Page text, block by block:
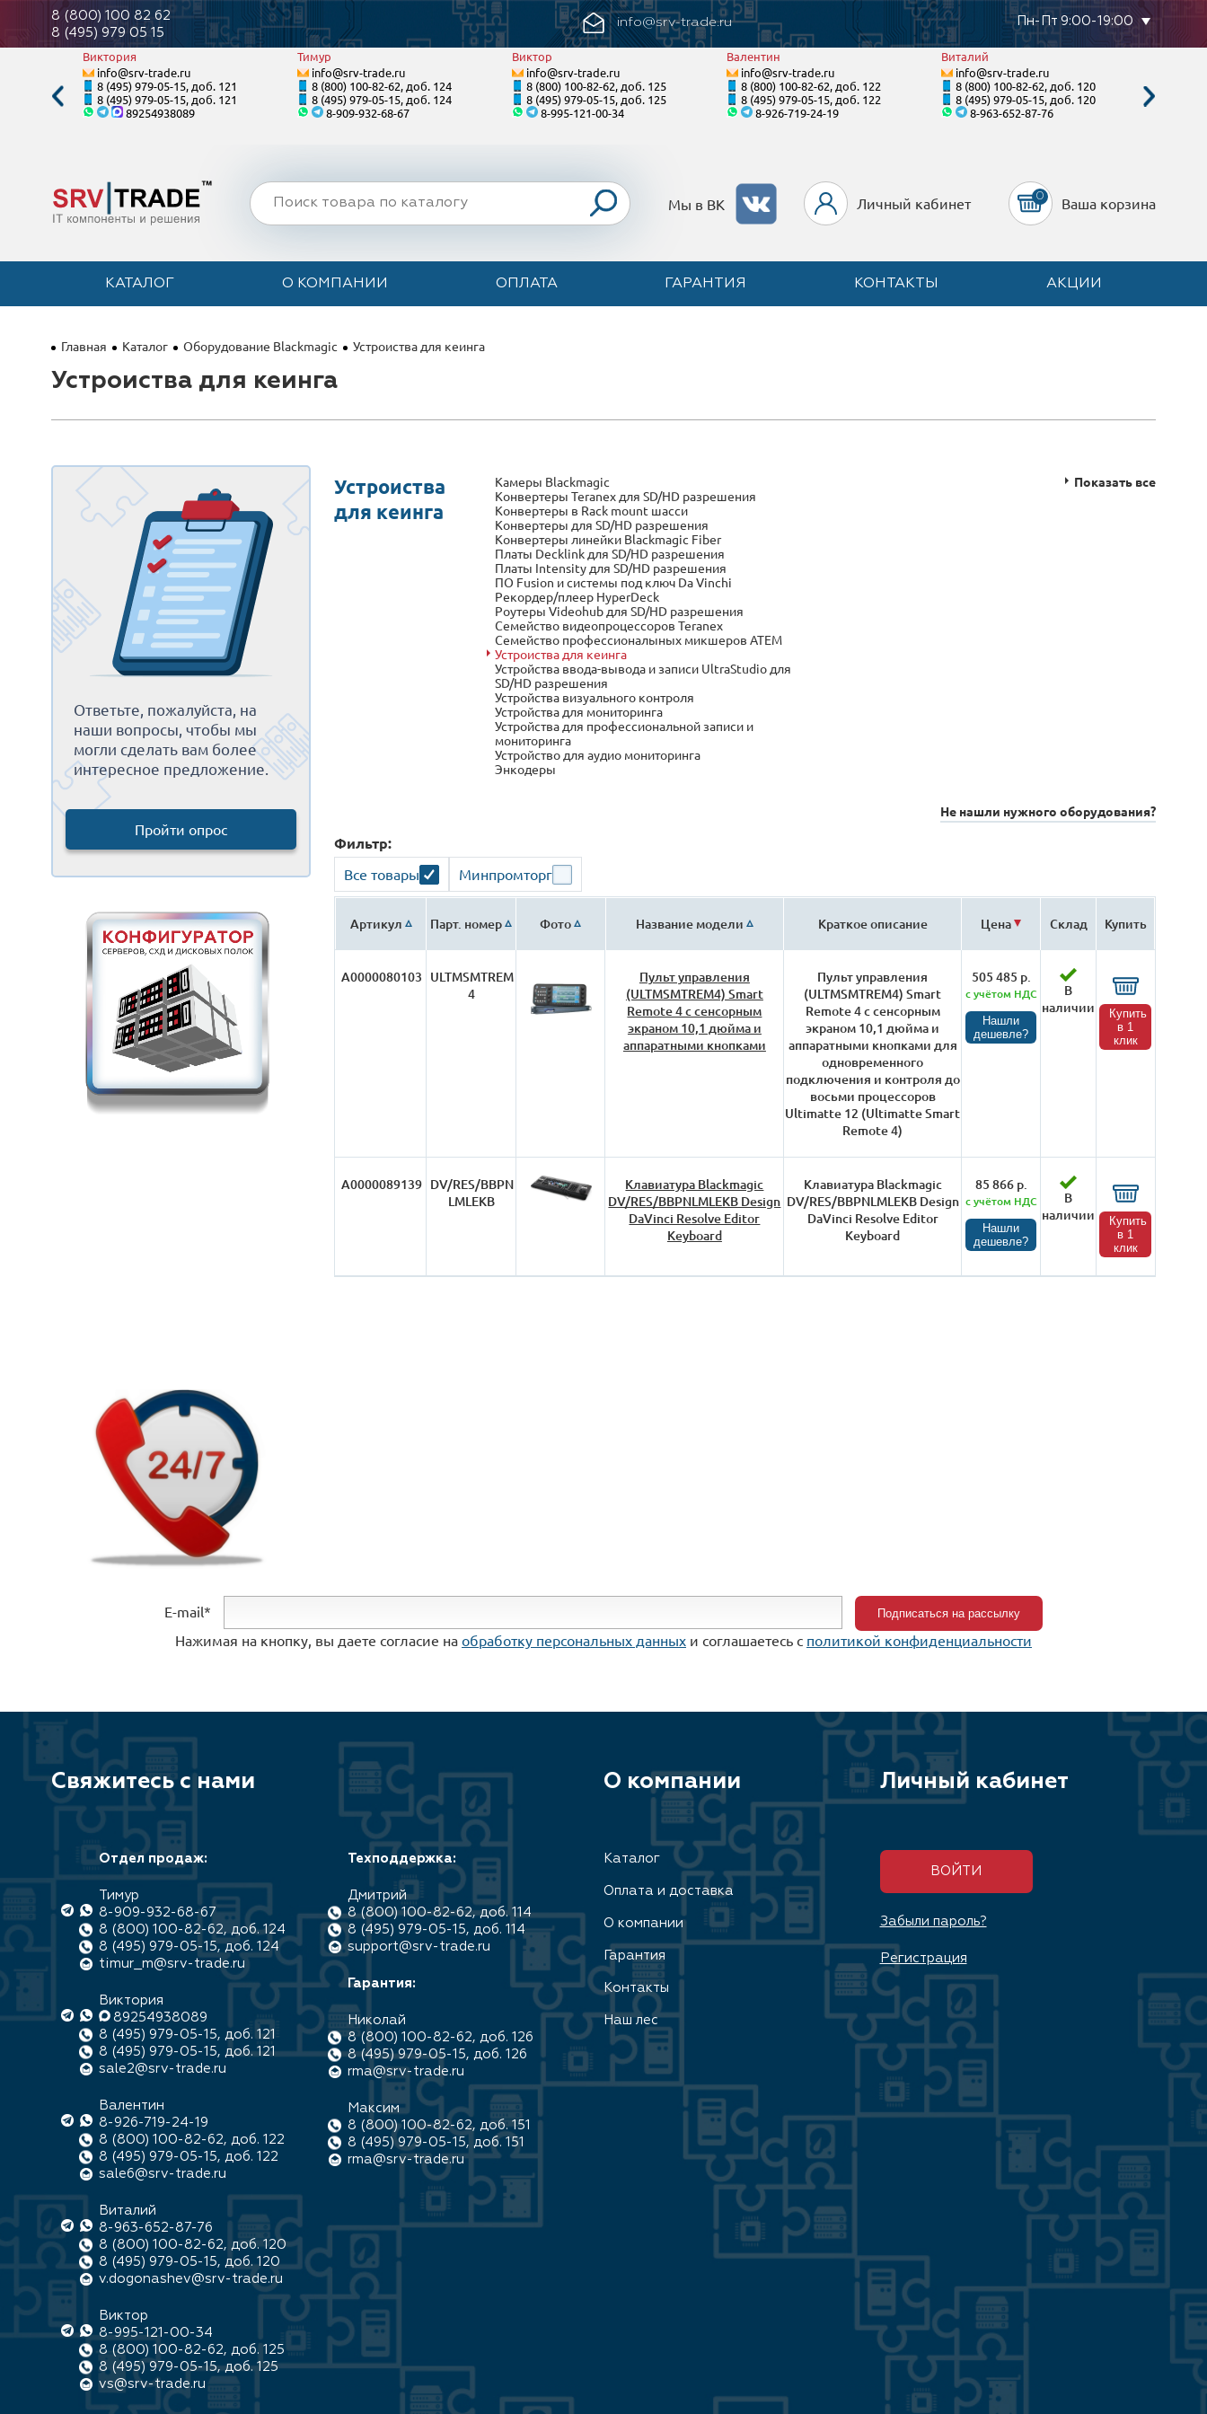
8 (800) 100 82 62
8 (495) 979 05 15
info@srv-trade.ru Пн-Пт 9:00-19:00
Виктория
info@srv-trade.ru
8 (495) 979-05-15, доб. 121
8 (495) 979-05-15, доб. 121
89254938089
Тимур
info@srv-trade.ru
8 (800) 100-82-62, доб. 124
8 (495) 979-05-15, доб. 124
8-909-932-68-67
Виктор
info@srv-trade.ru
8 (800) 100-82-62, доб. 125
8 (495) 979-05-15, доб. 125
8-995-121-00-34
Валентин
info@srv-trade.ru
8 (800) 100-82-62, доб. 122
8 (495) 979-05-15, доб. 122
8-926-719-24-19
Виталий
info@srv-trade.ru
8 (800) 100-82-62, доб. 120
8 (495) 979-05-15, доб. 120
8-963-652-87-76
КАТАЛОГ О КОМПАНИИ ОПЛАТА ГАРАНТИЯ КОНТАКТЫ АКЦИИ
Мы в ВК Личный кабинет 0 Ваша корзина
Главная Каталог Оборудование Blackmagic Устроиства для кеинга
Устроиства для кеинга
Ответьте, пожалуйста, на
наши вопросы, чтобы мы
могли сделать вам более
интересное предложение.
Пройти опрос
Устроиства
для кеинга
Камеры Blackmagic
Конвертеры Teranex для SD/HD разрешения
Конвертеры в Rack mount шасси
Конвертеры для SD/HD разрешения
Конвертеры линейки Blackmagic Fiber
Платы Decklink для SD/HD разрешения
Платы Intensity для SD/HD разрешения
ПО Fusion и системы под ключ Da Vinchi
Рекордер/плеер HyperDeck
Роутеры Videohub для SD/HD разрешения
Семейство видеопроцессоров Teranex
Семейство профессионалыных микшеров ATEM
Устроиства для кеинга
Устройства ввода-вывода и записи UltraStudio для
SD/HD разрешения
Устройства визуального контроля
Устройства для мониторинга
Устройства для профессиональной записи и
мониторинга
Устройство для аудио мониторинга
Энкодеры
Показать все
Не нашли нужного оборудования?
Фильтр:
Все товары Минпромторг
Артикул Парт. номер Фото Название модели Краткое описание Цена Склад Купить
А0000080103 ULTMSMTREM
4
Пульт управления
(ULTMSMTREM4) Smart
Remote 4 с сенсорным
экраном 10,1 дюйма и
аппаратными кнопками
Пульт управления
(ULTMSMTREM4) Smart
Remote 4 с сенсорным
экраном 10,1 дюйма и
аппаратными кнопками для
одновременного
подключения и контроля до
восьми процессоров
Ultimatte 12 (Ultimatte Smart
Remote 4)
505 485 р.
с учётом НДС
Нашли
дешевле?
В
наличии
Купить
в 1
клик
А0000089139 DV/RES/BBPN
LMLEKB
Клавиатура Blackmagic
DV/RES/BBPNLMLEKB Design
DaVinci Resolve Editor
Keyboard
Клавиатура Blackmagic
DV/RES/BBPNLMLEKB Design
DaVinci Resolve Editor
Keyboard
85 866 р.
с учётом НДС
Нашли
дешевле?
В
наличии
Купить
в 1
клик
E-mail*
Нажимая на кнопку, вы даете согласие на обработку персональных данных и соглашаетесь c политикой конфиденциальности
Свяжитесь с нами
Отдел продаж:
Тимур
8-909-932-68-67
8 (800) 100-82-62, доб. 124
8 (495) 979-05-15, доб. 124
timur_m@srv-trade.ru
Виктория
89254938089
8 (495) 979-05-15, доб. 121
8 (495) 979-05-15, доб. 121
sale2@srv-trade.ru
Валентин
8-926-719-24-19
8 (800) 100-82-62, доб. 122
8 (495) 979-05-15, доб. 122
sale6@srv-trade.ru
Виталий
8-963-652-87-76
8 (800) 100-82-62, доб. 120
8 (495) 979-05-15, доб. 120
v.dogonashev@srv-trade.ru
Виктор
8-995-121-00-34
8 (800) 100-82-62, доб. 125
8 (495) 979-05-15, доб. 125
vs@srv-trade.ru
Техподдержка:
Дмитрий
8 (800) 100-82-62, доб. 114
8 (495) 979-05-15, доб. 114
support@srv-trade.ru
Гарантия:
Николай
8 (800) 100-82-62, доб. 126
8 (495) 979-05-15, доб. 126
rma@srv-trade.ru
Максим
8 (800) 100-82-62, доб. 151
8 (495) 979-05-15, доб. 151
rma@srv-trade.ru
О компании
Каталог
Оплата и доставка
О компании
Гарантия
Контакты
Наш лес
Личный кабинет
ВОЙТИ
Забыли пароль?
Регистрация